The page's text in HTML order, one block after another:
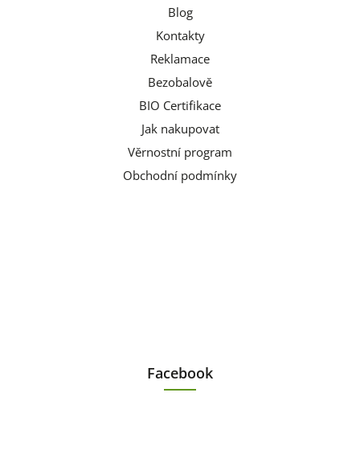
Blog
Kontakty
Reklamace
Bezobalově
BIO Certifikace
Jak nakupovat
Věrnostní program
Obchodní podmínky
Facebook